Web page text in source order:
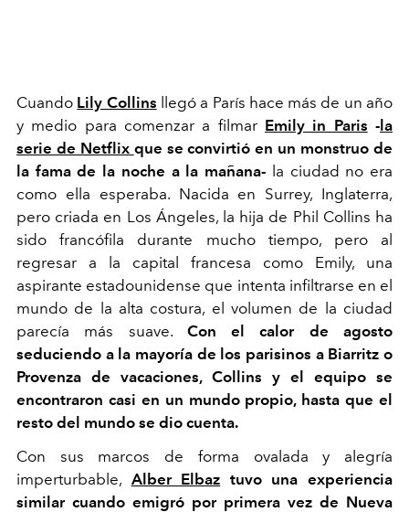
Cuando Lily Collins llegó a París hace más de un año
y medio para comenzar a filmar Emily in Paris -la
serie de Netflix que se convirtió en un monstruo de
la fama de la noche a la mañana- la ciudad no era
como ella esperaba. Nacida en Surrey, Inglaterra,
pero criada en Los Ángeles, la hija de Phil Collins ha
sido francófila durante mucho tiempo, pero al
regresar a la capital francesa como Emily, una
aspirante estadounidense que intenta infiltrarse en el
mundo de la alta costura, el volumen de la ciudad
parecía más suave. Con el calor de agosto
seduciendo a la mayoría de los parisinos a Biarritz o
Provenza de vacaciones, Collins y el equipo se
encontraron casi en un mundo propio, hasta que el
resto del mundo se dio cuenta.
Con sus marcos de forma ovalada y alegría
imperturbable, Alber Elbaz tuvo una experiencia
similar cuando emigró por primera vez de Nueva